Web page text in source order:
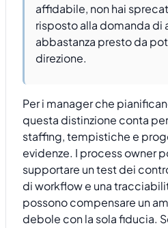
affidabile, non hai
risposto alla domanda di
abbastanza presto da
direzione.
Per i manager che
questa distinzione conta
staffing, tempistiche e
evidenze. I process owner
supportare un test dei
di workflow e una
possono compensare un
debole con la sola fiducia.